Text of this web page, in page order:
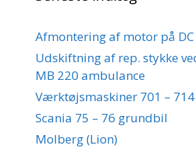
Afmontering af motor på DC
Udskiftning af rep. stykke
MB 220 ambulance
Værktøjsmaskiner 701 – 714
Scania 75 – 76 grundbil
Molberg (Lion)